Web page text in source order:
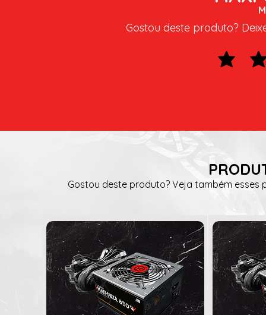
Gostou deste produto?
Gostou deste produto? Veja também